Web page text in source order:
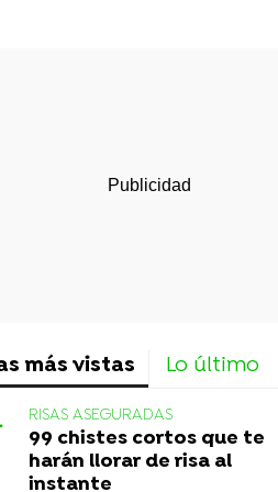
más vistas Lo último
RISAS ASEGURADAS
99 chistes cortos que te
harán llorar de risa al
instante